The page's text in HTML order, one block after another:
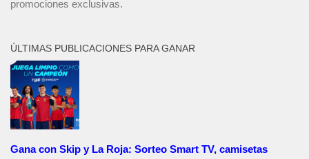
promociones exclusivas.
ÚLTIMAS PUBLICACIONES PARA GANAR
Gana con Skip y La Roja: Sorteo Smart TV, camisetas